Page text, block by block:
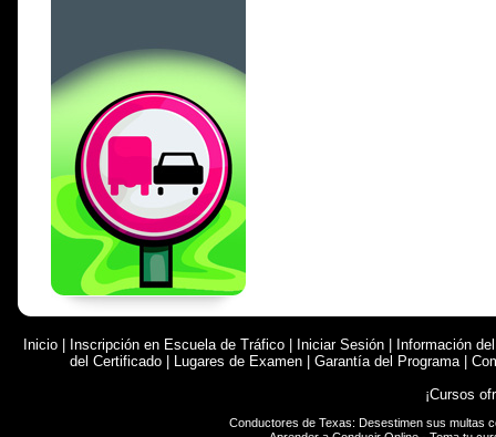
Inicio Inscripción en Escuela de Tráfico Iniciar Sesión
Información
del Certificado
Lugares de Examen Garantía del Programa|
¡Cursos
Conductores de Texas: Desestimen sus multas